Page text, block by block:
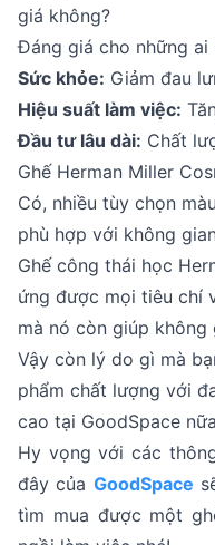
giá không?
Đáng giá cho những ai
Sức khỏe: Giảm đau
Hiệu suất làm việc:
Đầu tư lâu dài: Chất
Ghế Herman Miller
Có, nhiều tùy chọn
phù hợp với không
Ghế công thái học
ứng được mọi tiêu chí
mà nó còn giúp không
Vậy còn lý do gì mà
phẩm chất lượng với
cao tại GoodSpace
Hy vọng với các
đây của GoodSpace
tìm mua được một